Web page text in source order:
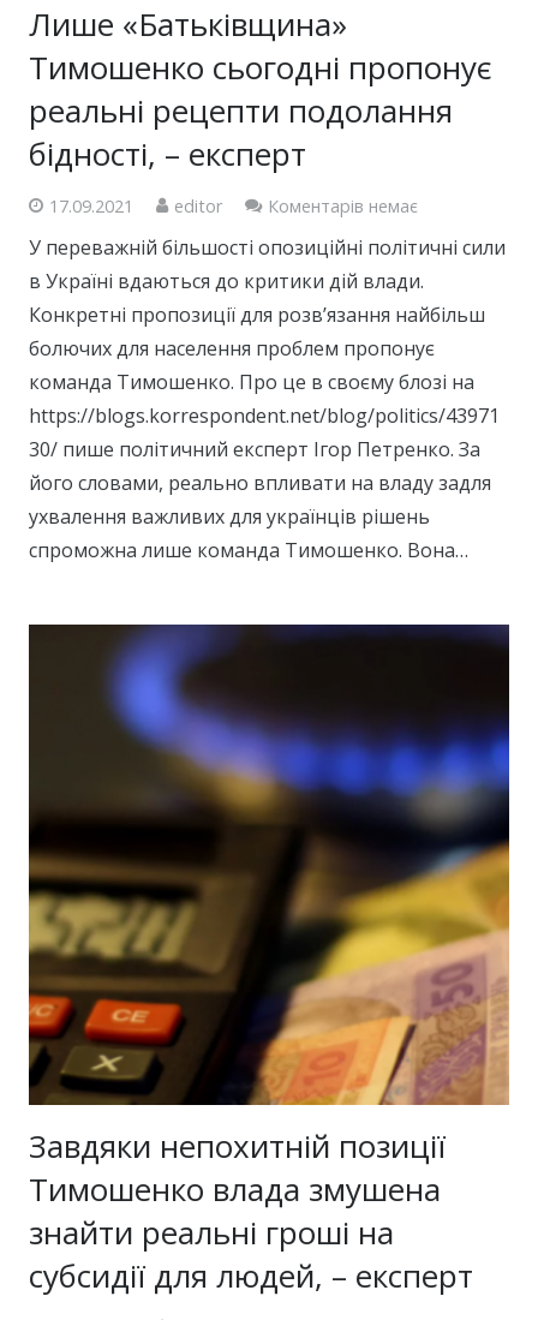
Лише «Батьківщина»
Тимошенко сьогодні пропонує
реальні рецепти подолання
бідності, – експерт
17.09.2021 editor Коментарів немає
У переважній більшості опозиційні політичні сили
в Україні вдаються до критики дій влади.
Конкретні пропозиції для розв’язання найбільш
болючих для населення проблем пропонує
команда Тимошенко. Про це в своєму блозі на
https://blogs.korrespondent.net/blog/politics/43971
30/ пише політичний експерт Ігор Петренко. За
його словами, реально впливати на владу задля
ухвалення важливих для українців рішень
спроможна лише команда Тимошенко. Вона…
Завдяки непохитній позиції
Тимошенко влада змушена
знайти реальні гроші на
субсидії для людей, – експерт